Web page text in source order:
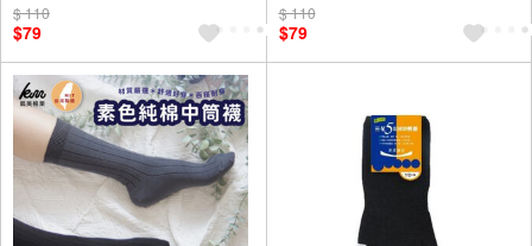
$ 110
$79
$ 110
$79